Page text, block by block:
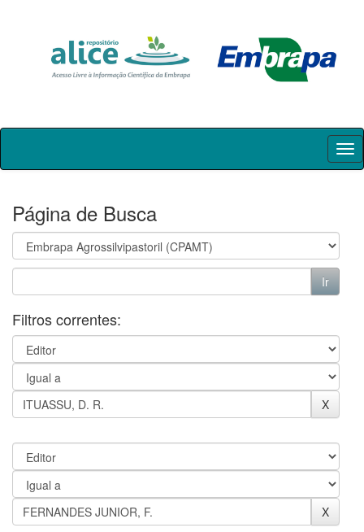
Skip
Página de Busca
Filtros correntes: